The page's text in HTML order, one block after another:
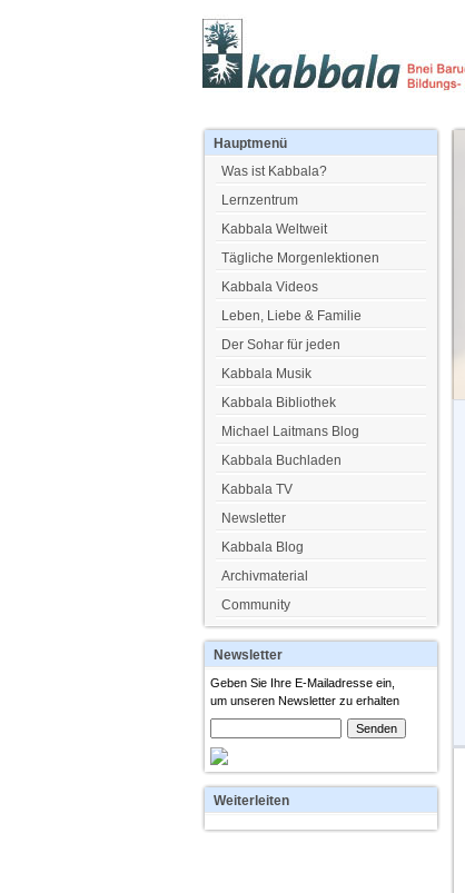
Hauptmenü
Was ist Kabbala?
Lernzentrum
Kabbala Weltweit
Tägliche Morgenlektionen
Kabbala Videos
Leben, Liebe & Familie
Der Sohar für jeden
Kabbala Musik
Kabbala Bibliothek
Michael Laitmans Blog
Kabbala Buchladen
Kabbala TV
Newsletter
Kabbala Blog
Archivmaterial
Community
Newsletter
Geben Sie Ihre E-Mailadresse ein,
um unseren Newsletter zu erhalten
Weiterleiten